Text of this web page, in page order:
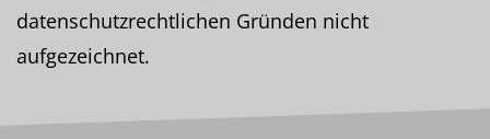
datenschutzrechtlichen Gründen nicht
aufgezeichnet.